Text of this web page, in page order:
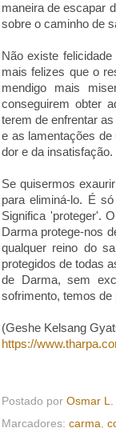
maneira de escapar
sobre o caminho de
Não existe
mais felizes que o
mendigo mais
conseguirem obter
terem de enfrentar
e as lamentações
dor e da
Se quisermos
para eliminá-lo. É
Significa 'proteger'.
Darma protege-nos
qualquer reino do
protegidos de todas
de Darma, sem
sofrimento, temos
(Geshe Kelsang
https://
Postado por Osmar L.
Marcadores: carma,